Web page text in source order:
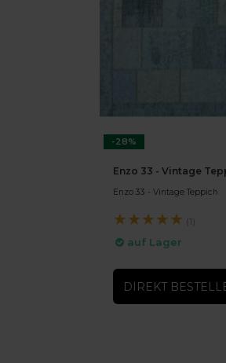
-28%
Enzo 33 - Vintage
Enzo 33 - Vintage Teppich
★★★★★ (1)
auf Lager
DIREKT